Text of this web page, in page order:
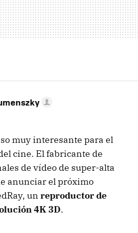
muy interesante para el
cine. El fabricante de
de vídeo de super-alta
anunciar el próximo
un reproductor de
4K 3D.